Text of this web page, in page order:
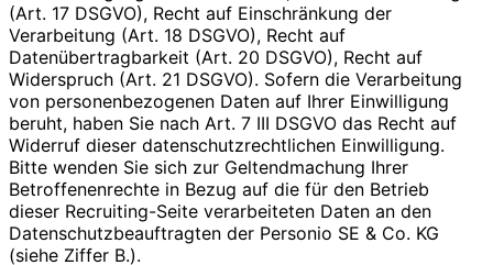
(Art. 17 DSGVO), Recht auf Einschränkung der
Verarbeitung (Art. 18 DSGVO), Recht auf
Datenübertragbarkeit (Art. 20 DSGVO), Recht auf
Widerspruch (Art. 21 DSGVO). Sofern die Verarbeitung
von personenbezogenen Daten auf Ihrer Einwilligung
beruht, haben Sie nach Art. 7 III DSGVO das Recht auf
Widerruf dieser datenschutzrechtlichen Einwilligung.
Bitte wenden Sie sich zur Geltendmachung Ihrer
Betroffenenrechte in Bezug auf die für den Betrieb
dieser Recruiting-Seite verarbeiteten Daten an den
Datenschutzbeauftragten der Personio SE & Co. KG
(siehe Ziffer B.).